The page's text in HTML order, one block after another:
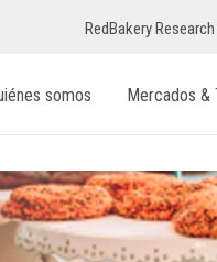
RedBakery Research
somos Mercados &